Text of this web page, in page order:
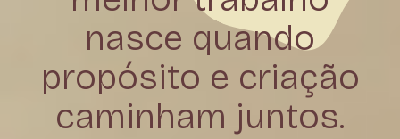
nasce quando
propósito e criação
caminham juntos.